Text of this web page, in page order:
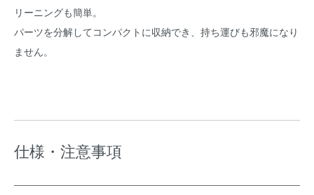
リーニングも簡単。
パーツを分解してコンパクトに収納でき、持ち運びも邪魔になり
ません。
仕様・注意事項